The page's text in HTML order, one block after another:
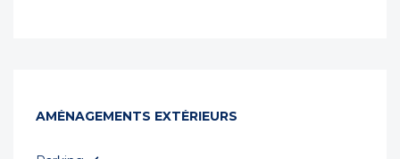
AMÉNAGEMENTS EXTÉRIEURS